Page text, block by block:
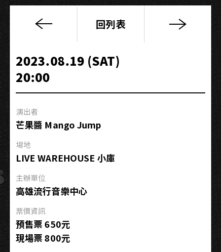
《房
個
人
巡
迴
會
—
高
雄
場
回列表
2023.08.19 (SAT)
20:00
演出者
芒果醬 Mango Jump
場地
LIVE WAREHOUSE 小庫
主辦單位
高雄流行音樂中心
票價資訊
預售票 650元
現場票 800元